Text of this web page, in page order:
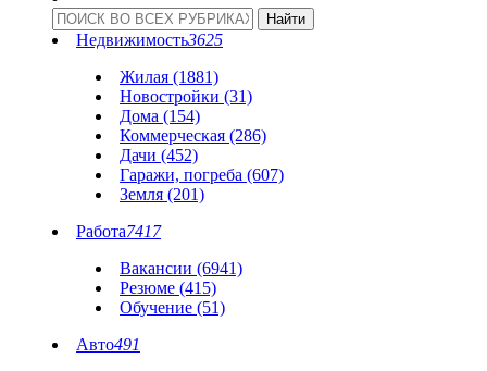
Недвижимость3625
Жилая (1881)
Новостройки (31)
Дома (154)
Коммерческая (286)
Дачи (452)
Гаражи, погреба (607)
Земля (201)
Работа7417
Вакансии (6941)
Резюме (415)
Обучение (51)
Авто491